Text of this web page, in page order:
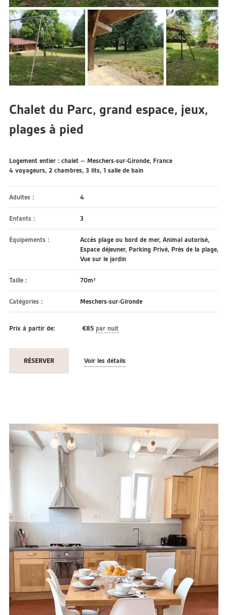
Chalet du Parc, grand espace, jeux,
plages à pied
Logement entier : chalet – Meschers-sur-Gironde, France
4 voyageurs, 2 chambres, 3 lits, 1 salle de bain
Adultes : 4
Enfants : 3
Équipements : Accès plage ou bord de mer, Animal autorisé,
Espace déjeuner, Parking Privé, Près de la plage,
Vue sur le jardin
Taille : 70m²
Catégories : Meschers-sur-Gironde
Prix à partir de: €85 par nuit
Voir les détails
RÉSERVER